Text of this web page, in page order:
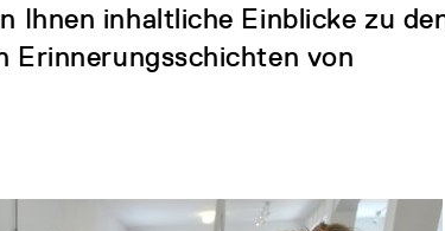
Ihnen inhaltliche Einblicke zu
Erinnerungsschichten von